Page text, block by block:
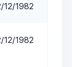
12/1982
12/1982